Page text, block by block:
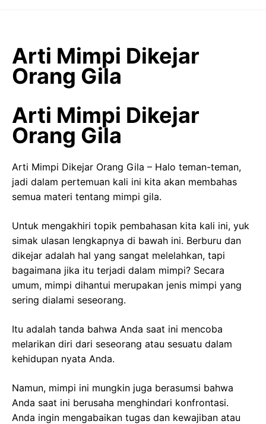
Arti Mimpi Dikejar
Orang Gila
Arti Mimpi Dikejar
Orang Gila
Arti Mimpi Dikejar Orang Gila – Halo teman-teman,
jadi dalam pertemuan kali ini kita akan membahas
semua materi tentang mimpi gila.
Untuk mengakhiri topik pembahasan kita kali ini, yuk
simak ulasan lengkapnya di bawah ini. Berburu dan
dikejar adalah hal yang sangat melelahkan, tapi
bagaimana jika itu terjadi dalam mimpi? Secara
umum, mimpi dihantui merupakan jenis mimpi yang
sering dialami seseorang.
Itu adalah tanda bahwa Anda saat ini mencoba
melarikan diri dari seseorang atau sesuatu dalam
kehidupan nyata Anda.
Namun, mimpi ini mungkin juga berasumsi bahwa
Anda saat ini berusaha menghindari konfrontasi.
Anda ingin mengabaikan tugas dan kewajiban atau